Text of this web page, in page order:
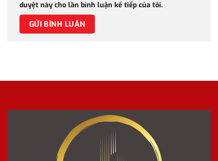
duyệt này cho lần bình luận kế tiếp của tôi.